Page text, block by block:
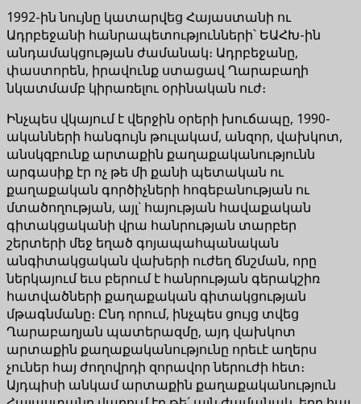
1992-ին նույնը կատարվեց Հայաստանի ու
Ադրբեջանի հանրապետությունների՝ ԵԱՀԽ-ին
անդամակցության ժամանակ։ Ադրբեջանը,
փաստորեն, իրավունք ստացավ Ղարաբաղի
նկատմամբ կիրառելու օրինական ուժ։
Ինչպես վկայում է վերջին օրերի խուճապը, 1990-
ականների հանգույն թուլակամ, անզոր, վախկոտ,
անսկզբունք արտաքին քաղաքականությունն
արգասիք էր ոչ թե մի քանի պետական ու
քաղաքական գործիչների հոգեբանության ու
մտածողության, այլ` հայության հավաքական
գիտակցականի վրա հանրության տարբեր
շերտերի մեջ եղած գոյապահպանական
անգիտակցական վախերի ուժեղ ճնշման, որը
ներկայում եւս բերում է հանրության գերակշիռ
հատվածների քաղաքական գիտակցության
մթագնմանը։ Ընդ որում, ինչպես ցույց տվեց
Ղարաբաղյան պատերազմը, այդ վախկոտ
արտաքին քաղաքականությունը որեւէ աղերս
չուներ հայ ժողովրդի զորավոր ներուժի հետ։
Այդպիսի անկամ արտաքին քաղաքականություն